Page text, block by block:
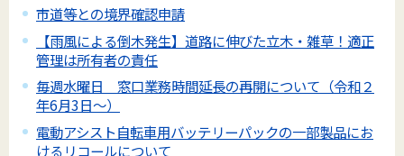
市道等との境界確認申請
【雨風による倒木発生】道路に伸びた立木・雑草！適正
管理は所有者の責任
毎週水曜日 窓口業務時間延長の再開について（令和２
年6月3日～）
電動アシスト自転車用バッテリーパックの一部製品にお
けるリコールについて